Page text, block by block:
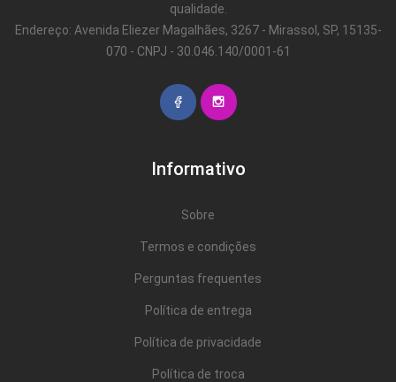
qualidade.
Endereço: Avenida Eliezer Magalhães, 3267 - Mirassol, SP, 15135-
070 - CNPJ - 30.046.140/0001-61
Informativo
Sobre
Termos e condições
Perguntas frequentes
Política de entrega
Política de privacidade
Política de troca